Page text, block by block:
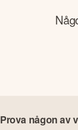
Prova någon av